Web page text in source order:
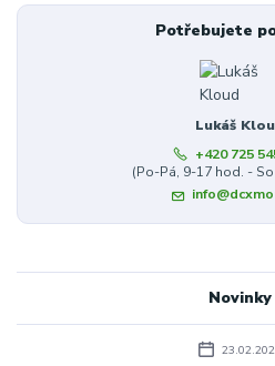
Potřebujete
Lukáš
+420 725
(Po-Pá, 9-17 hod. -
Novinky